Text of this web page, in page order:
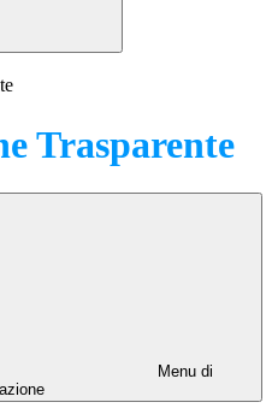
Trasparente
Menu di